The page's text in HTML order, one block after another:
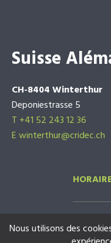
Suisse
CH-8404 Winterthur
Deponiestrasse 5
T +41 52 243 12 36
E winterthur@cridec.ch
Nous utilisons des